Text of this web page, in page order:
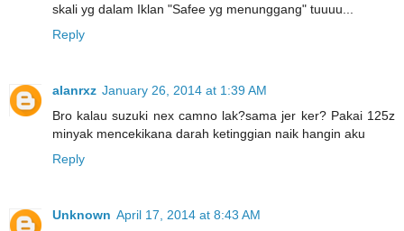
skali yg dalam Iklan "Safee yg menunggang" tuuuu...
Reply
alanrxz January 26, 2014 at 1:39 AM
Bro kalau suzuki nex camno lak?sama jer ker? Pakai 125z
minyak mencekikana darah ketinggian naik hangin aku
Reply
Unknown April 17, 2014 at 8:43 AM